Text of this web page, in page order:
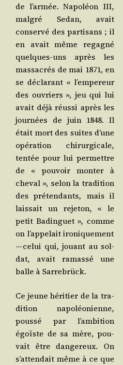
de l’ar­mée. Napo­léon III,
mal­gré Sedan, avait
conser­vé des par­ti­sans ; il
en avait même rega­gné
quelques-uns après les
mas­sa­crés de mai 1871, en
se décla­rant « l’empereur
des ouvriers », jeu qui lui
avait déjà réus­si après les
jour­nées de juin 1848. Il
était mort des suites d’une
opé­ra­tion chi­rur­gi­cale,
ten­tée pour lui per­mettre
de « pou­voir mon­ter à
che­val », selon la tra­di­tion
des pré­ten­dants, mais il
lais­sait un reje­ton, « le
petit Badin­guet », comme
on l’ap­pe­lait iro­ni­que­ment
— celui qui, jouant au sol­
dat, avait ramas­sé une
balle à Sarrebrück.
Ce jeune héri­tier de la tra­
di­tion napo­léo­nienne,
pous­sé par l’am­bi­tion
égoïste de sa mère, pou­
vait être dan­ge­reux. On
s’at­ten­dait même à ce que